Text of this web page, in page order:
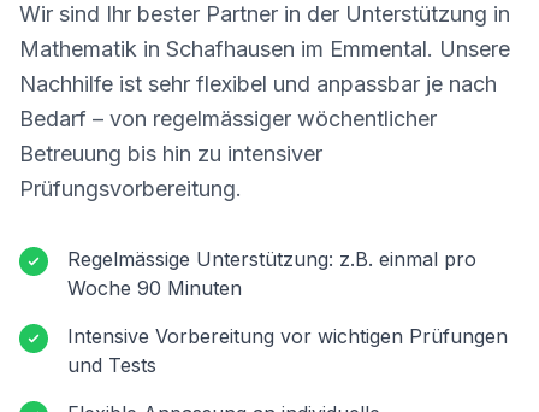
Wir sind Ihr bester Partner in der Unterstützung in
Mathematik in Schafhausen im Emmental. Unsere
Nachhilfe ist sehr flexibel und anpassbar je nach
Bedarf – von regelmässiger wöchentlicher
Betreuung bis hin zu intensiver
Prüfungsvorbereitung.
Regelmässige Unterstützung: z.B. einmal pro
Woche 90 Minuten
Intensive Vorbereitung vor wichtigen Prüfungen
und Tests